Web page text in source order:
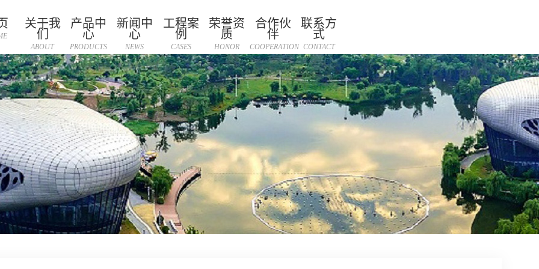
关于我
们
ABOUT
产品中
心
PRODUCTS
新闻中
心
NEWS
工程案
例
CASES
荣誉资
质
HONOR
合作伙
伴
COOPERATION
联系方
式
CONTACT